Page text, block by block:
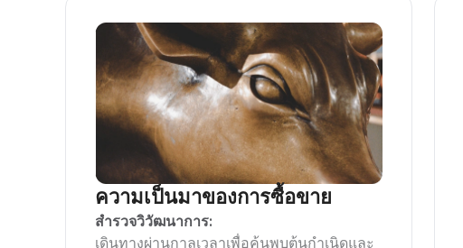
ความเป็นมาของการซื้อขาย
สำรวจวิวัฒนาการ:
เดินทางผ่านกาลเวลาเพื่อค้นพบต้นกำเนิดและ